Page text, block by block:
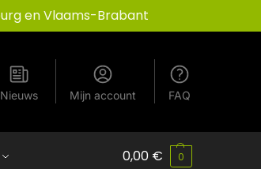
en Vlaams-Brabant
Nieuws Mijn account FAQ
0,00 € 0